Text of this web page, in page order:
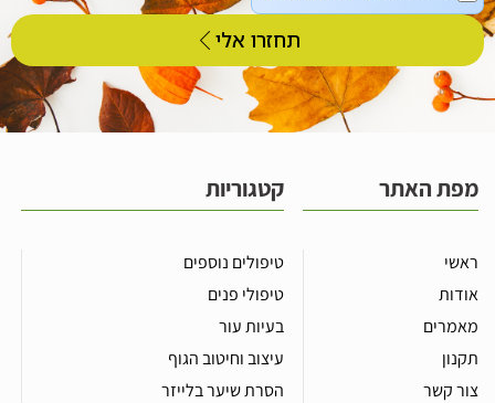
תחזרו אלי
מפת האתר
ראשי
אודות
מאמרים
תקנון
צור קשר
קטגוריות
טיפולים נוספים
טיפולי פנים
בעיות עור
עיצוב וחיטוב הגוף
הסרת שיער בלייזר